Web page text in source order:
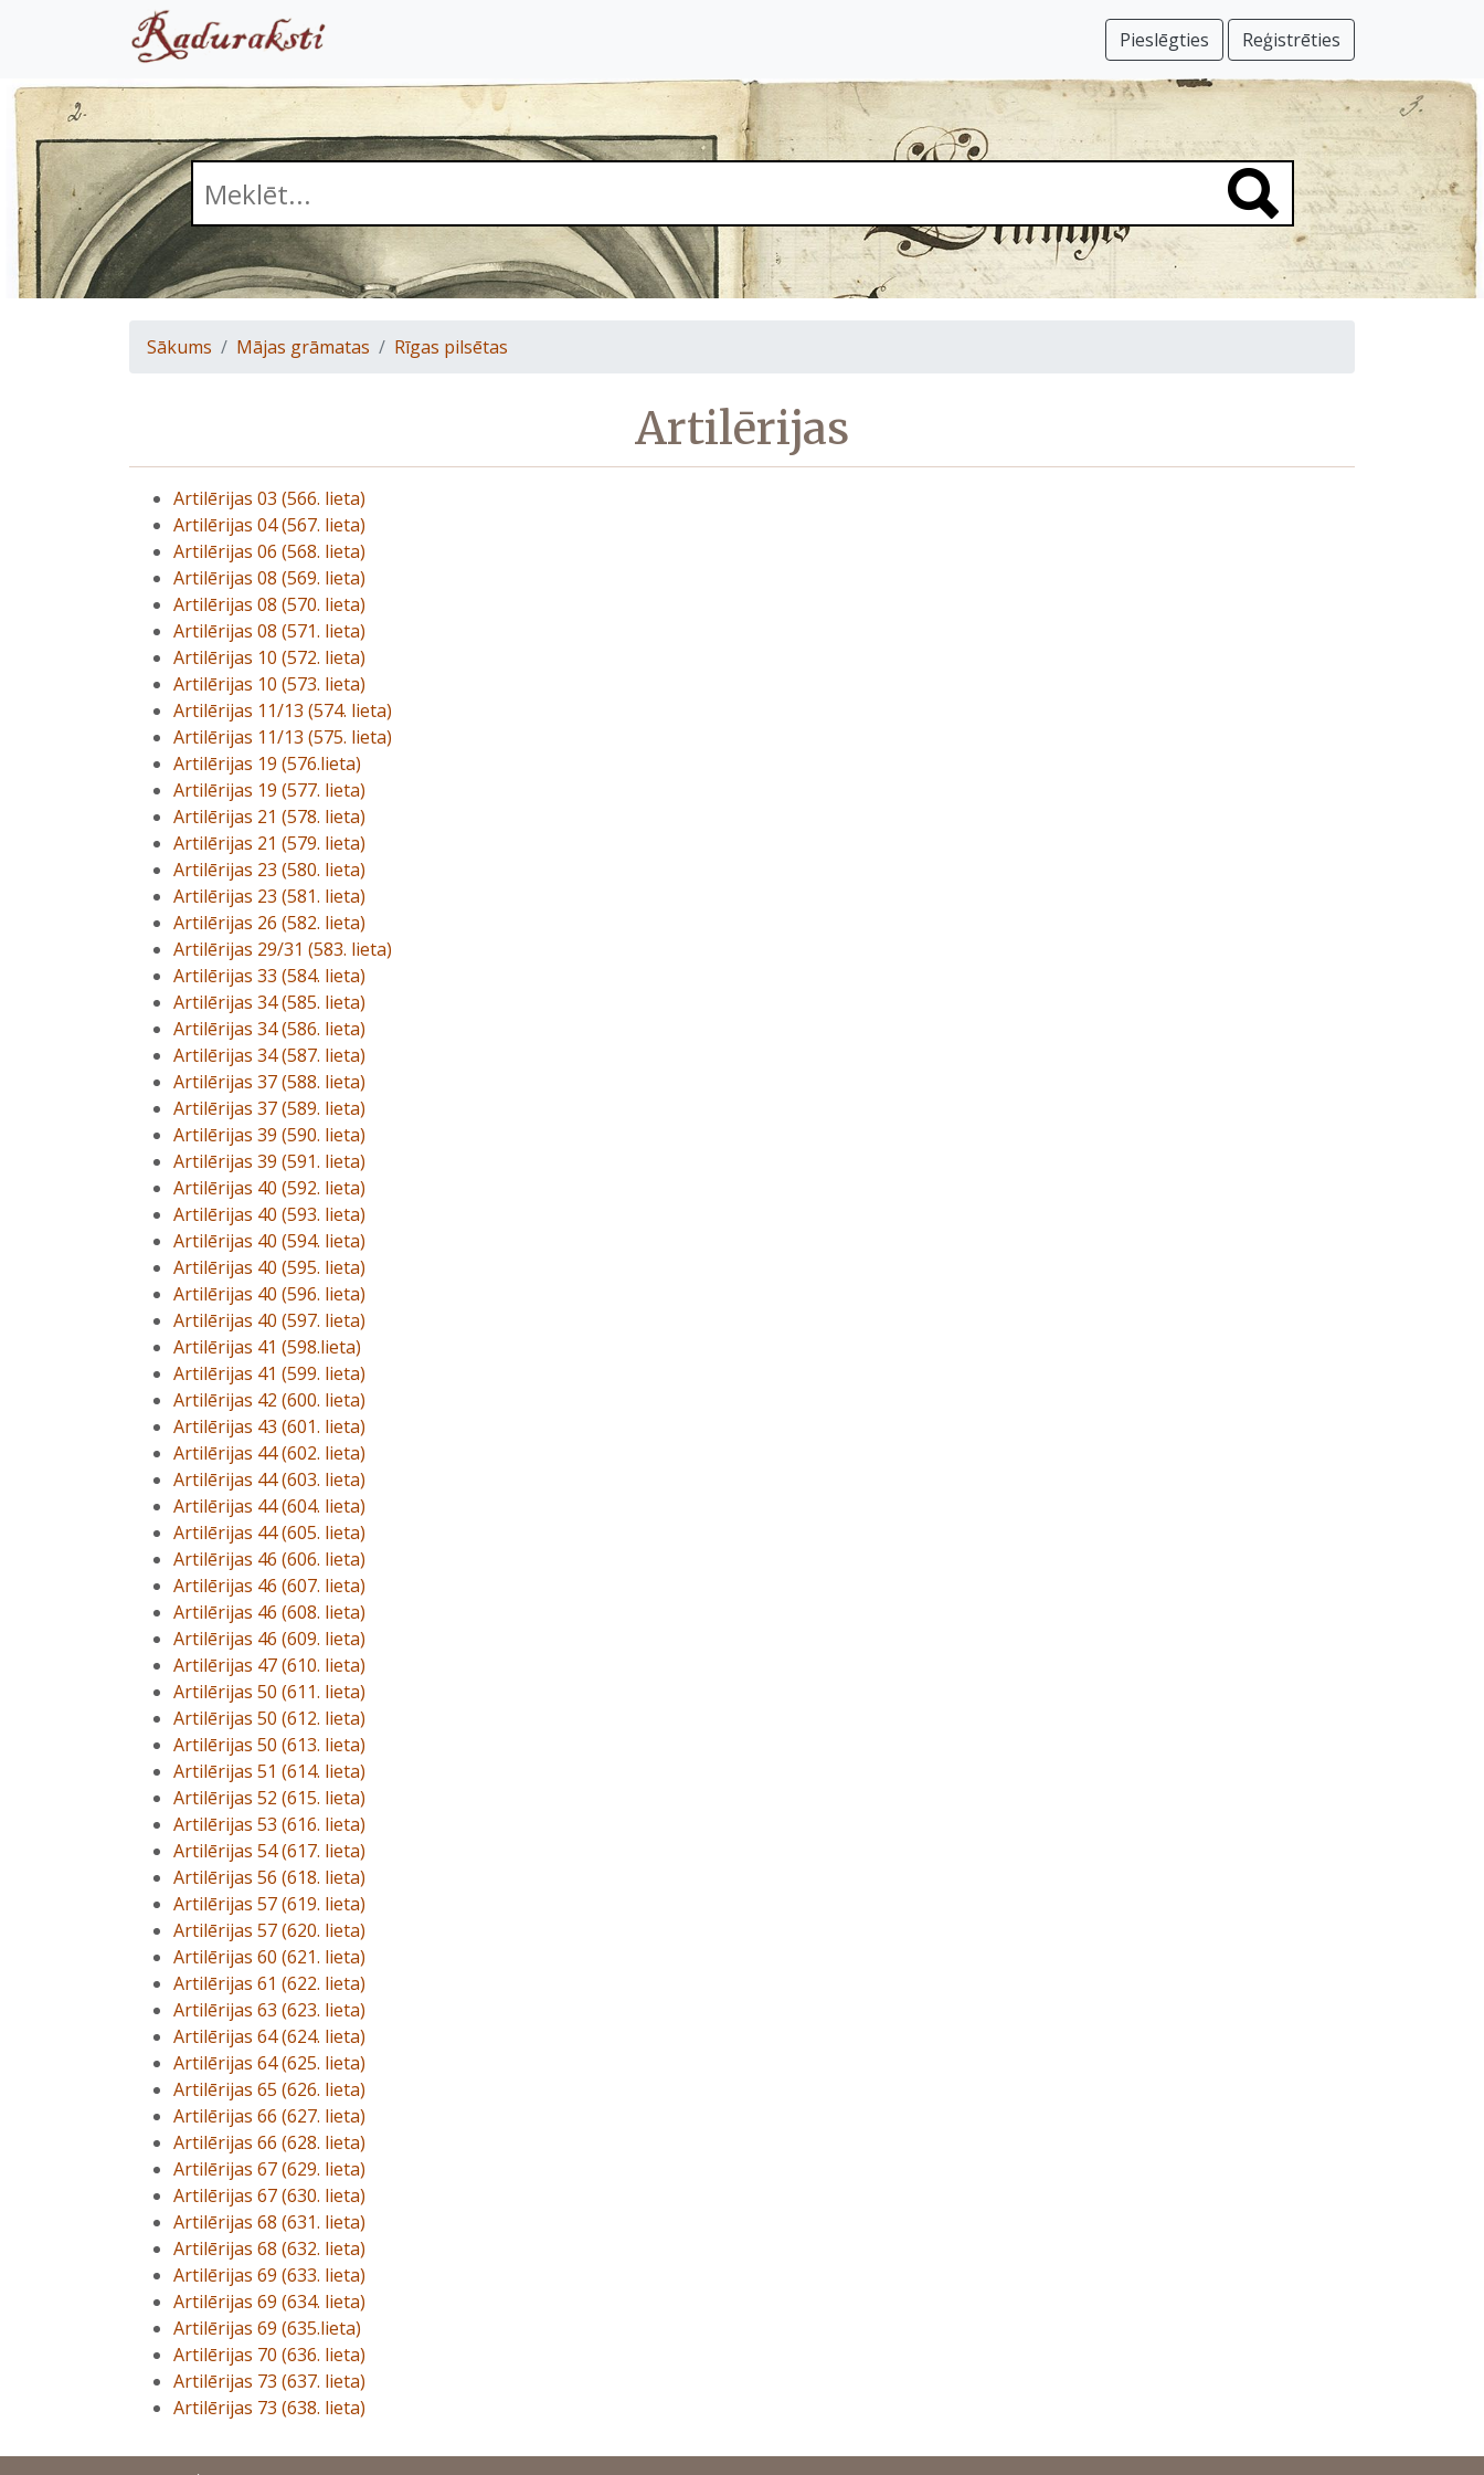
Pieslēgties Reģistrēties
Sākums Mājas grāmatas Rīgas pilsētas
Artilērijas
Artilērijas 03 (566. lieta)
Artilērijas 04 (567. lieta)
Artilērijas 06 (568. lieta)
Artilērijas 08 (569. lieta)
Artilērijas 08 (570. lieta)
Artilērijas 08 (571. lieta)
Artilērijas 10 (572. lieta)
Artilērijas 10 (573. lieta)
Artilērijas 11/13 (574. lieta)
Artilērijas 11/13 (575. lieta)
Artilērijas 19 (576.lieta)
Artilērijas 19 (577. lieta)
Artilērijas 21 (578. lieta)
Artilērijas 21 (579. lieta)
Artilērijas 23 (580. lieta)
Artilērijas 23 (581. lieta)
Artilērijas 26 (582. lieta)
Artilērijas 29/31 (583. lieta)
Artilērijas 33 (584. lieta)
Artilērijas 34 (585. lieta)
Artilērijas 34 (586. lieta)
Artilērijas 34 (587. lieta)
Artilērijas 37 (588. lieta)
Artilērijas 37 (589. lieta)
Artilērijas 39 (590. lieta)
Artilērijas 39 (591. lieta)
Artilērijas 40 (592. lieta)
Artilērijas 40 (593. lieta)
Artilērijas 40 (594. lieta)
Artilērijas 40 (595. lieta)
Artilērijas 40 (596. lieta)
Artilērijas 40 (597. lieta)
Artilērijas 41 (598.lieta)
Artilērijas 41 (599. lieta)
Artilērijas 42 (600. lieta)
Artilērijas 43 (601. lieta)
Artilērijas 44 (602. lieta)
Artilērijas 44 (603. lieta)
Artilērijas 44 (604. lieta)
Artilērijas 44 (605. lieta)
Artilērijas 46 (606. lieta)
Artilērijas 46 (607. lieta)
Artilērijas 46 (608. lieta)
Artilērijas 46 (609. lieta)
Artilērijas 47 (610. lieta)
Artilērijas 50 (611. lieta)
Artilērijas 50 (612. lieta)
Artilērijas 50 (613. lieta)
Artilērijas 51 (614. lieta)
Artilērijas 52 (615. lieta)
Artilērijas 53 (616. lieta)
Artilērijas 54 (617. lieta)
Artilērijas 56 (618. lieta)
Artilērijas 57 (619. lieta)
Artilērijas 57 (620. lieta)
Artilērijas 60 (621. lieta)
Artilērijas 61 (622. lieta)
Artilērijas 63 (623. lieta)
Artilērijas 64 (624. lieta)
Artilērijas 64 (625. lieta)
Artilērijas 65 (626. lieta)
Artilērijas 66 (627. lieta)
Artilērijas 66 (628. lieta)
Artilērijas 67 (629. lieta)
Artilērijas 67 (630. lieta)
Artilērijas 68 (631. lieta)
Artilērijas 68 (632. lieta)
Artilērijas 69 (633. lieta)
Artilērijas 69 (634. lieta)
Artilērijas 69 (635.lieta)
Artilērijas 70 (636. lieta)
Artilērijas 73 (637. lieta)
Artilērijas 73 (638. lieta)